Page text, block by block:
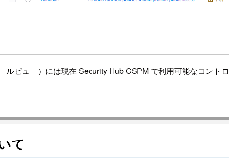
ビュー）には現在 Security Hub CSPM で利用可能なコント
て